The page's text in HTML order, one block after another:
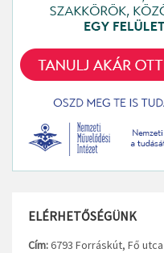
ELÉRHETŐSÉGÜNK
Cím:6793 Forráskút, Fő utca